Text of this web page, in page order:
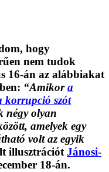
hogy
nem tudok
16-án az alábbiakat
“Amikora
korrupció szót
négy olyan
amelyek egy
volt az egyik
illusztrációt Jánosi-
18-án.